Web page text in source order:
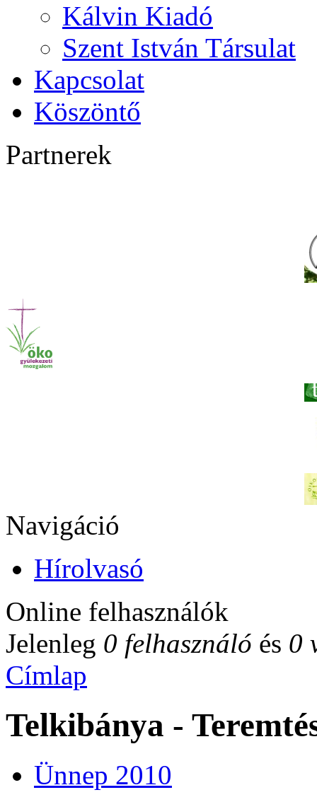
Kálvin Kiadó
Szent István Társulat
Kapcsolat
Köszöntő
Partnerek
Navigáció
Hírolvasó
Online felhasználók
Jelenleg 0 felhasználó és 0
Címlap
Telkibánya -
Ünnep 2010